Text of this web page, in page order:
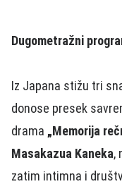
Dugometražni
Iz Japana stižu tri
donose presek
drama „Memorija
Masakazua Kaneka,
zatim intimna i